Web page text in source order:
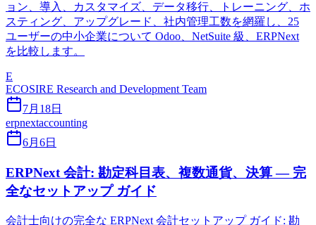
ョン、導入、カスタマイズ、データ移行、トレーニング、ホ
スティング、アップグレード、社内管理工数を網羅し、25
ユーザーの中小企業について Odoo、NetSuite 級、ERPNext
を比較します。
E
ECOSIRE Research and Development Team
7月18日
erpnextaccounting
6月6日
ERPNext 会計: 勘定科目表、複数通貨、決算 — 完
全なセットアップ ガイド
会計士向けの完全な ERPNext 会計セットアップ ガイド: 勘